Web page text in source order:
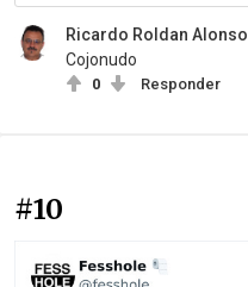
Ricardo Roldan Alonso
Cojonudo
0 Responder
#10